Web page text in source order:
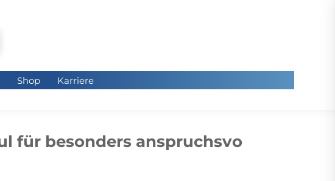
Shop Karriere
für besonders anspruchsvo